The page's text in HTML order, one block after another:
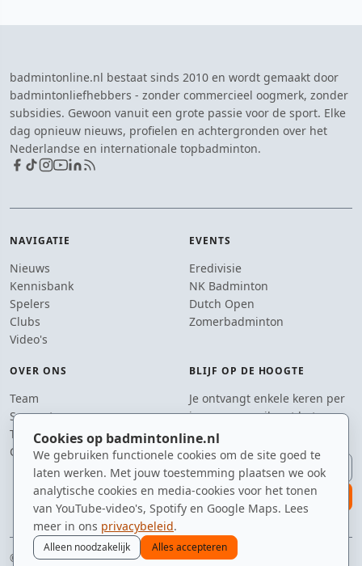
Cookies op badmintonline.nl
We gebruiken functionele cookies om de site goed te
laten werken. Met jouw toestemming plaatsen we ook
analytische cookies en media-cookies voor het tonen
van YouTube-video's, Spotify en Google Maps. Lees
meer in ons privacybeleid.
Alleen noodzakelijk
Alles accepteren
badmintonline.nl bestaat sinds 2010 en wordt gemaakt door
badmintonliefhebbers - zonder commercieel oogmerk, zonder
subsidies. Gewoon vanuit een grote passie voor de sport. Elke
dag opnieuw nieuws, profielen en achtergronden over het
Nederlandse en internationale topbadminton.
NAVIGATIE
Nieuws
Kennisbank
Spelers
Clubs
Video's
EVENTS
Eredivisie
NK Badminton
Dutch Open
Zomerbadminton
OVER ONS
Team
Supporters
Tip de redactie
Contact
BLIJF OP DE HOOGTE
Je ontvangt enkele keren per
jaar een e-mail met het
laatste badmintonnieuws.
E-mailadres
aanmelden
© 2010–2026 badmintonline.nl · geobsedeerd door de perfecte service (net